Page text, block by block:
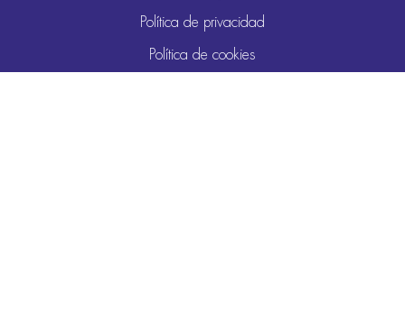
Política de privacidad
Política de cookies